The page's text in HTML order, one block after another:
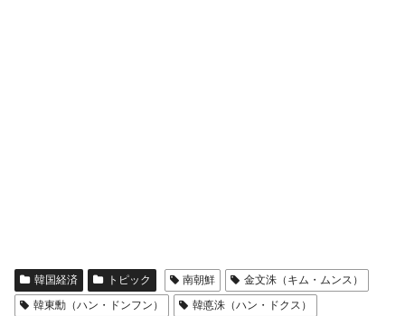
韓国経済 トピック 南朝鮮
金文洙（キム・ムンス）
韓東勳（ハン・ドンフン）
韓悳洙（ハン・ドクス）